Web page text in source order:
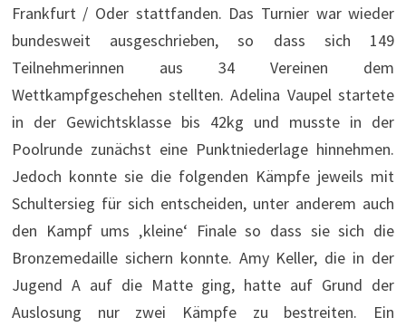
Frankfurt / Oder stattfanden. Das Turnier war wieder
bundesweit ausgeschrieben, so dass sich 149
Teilnehmerinnen aus 34 Vereinen dem
Wettkampfgeschehen stellten. Adelina Vaupel startete
in der Gewichtsklasse bis 42kg und musste in der
Poolrunde zunächst eine Punktniederlage hinnehmen.
Jedoch konnte sie die folgenden Kämpfe jeweils mit
Schultersieg für sich entscheiden, unter anderem auch
den Kampf ums ‚kleine‘ Finale so dass sie sich die
Bronzemedaille sichern konnte. Amy Keller, die in der
Jugend A auf die Matte ging, hatte auf Grund der
Auslosung nur zwei Kämpfe zu bestreiten. Ein